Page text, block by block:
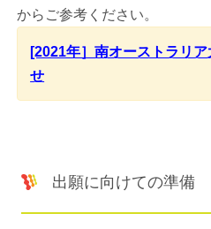
からご参考ください。
[2021年］南オーストラリ
せ
出願に向けての準備